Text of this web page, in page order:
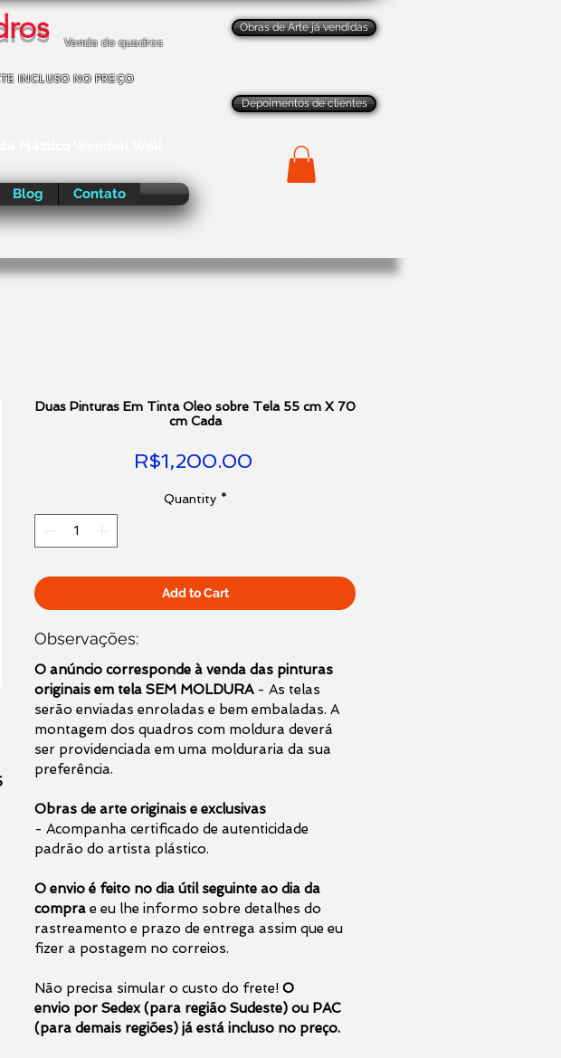
Venda de quadros
INCLUSO NO PREÇO
Blog Contato
Obras de Arte já vendidas
Depoimentos de clientes
Duas Pinturas Em Tinta Oleo sobre Tela 55 cm X 70
cm Cada
R$1,200.00Price
Quantity *
Add to Cart
Observações:
O anúncio corresponde à venda das pinturas
originais em tela SEM MOLDURA- As telas
serão enviadas enroladas e bem embaladas. A
montagem dos quadros com moldura deverá
ser providenciada em uma molduraria da sua
preferência.
Obras de arte originais e exclusivas
- Acompanha certificado de autenticidade
padrão do artista plástico.
O envio é feito no dia útil seguinte ao dia da
compra e eu lhe informo sobre detalhes do
rastreamento e prazo de entrega assim que eu
fizer a postagem no correios.
Não precisa simular o custo do frete! O
envio por Sedex (para região Sudeste) ou PAC
(para demais regiões) já está incluso no preço.